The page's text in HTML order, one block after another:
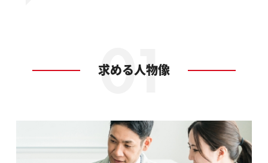
求める人物像